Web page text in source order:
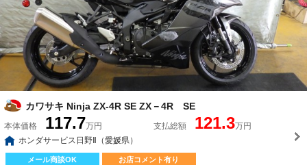
カワサキ Ninja ZX-4R SE ZX－4R SE
本体価格 117.7万円 支払総額 121.3万円
ホンダサービス日野Ⅱ（愛媛県）
メール商談OK お店コメント有り